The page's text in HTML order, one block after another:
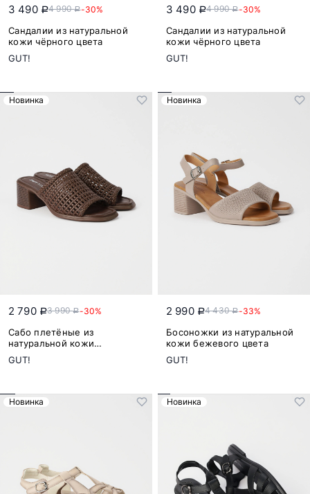
3 490 a4 990a-30%
Сандалии из натуральной
кожи чёрного цвета
GUT!
3 490 a4 990a-30%
Сандалии из натуральной
кожи чёрного цвета
GUT!
Новинка
2 790 a3 990a-30%
Сабо плетёные из
натуральной кожи
коричневого цвета
GUT!
Новинка
2 990 a4 430a-33%
Босоножки из натуральной
кожи бежевого цвета
GUT!
Новинка Новинка